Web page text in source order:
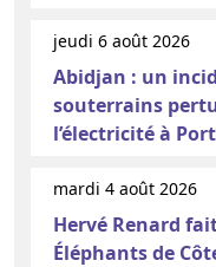
jeudi 6 août 2026
Abidjan : un
souterrains
l’électricité à
mardi 4 août 2026
Hervé Renard
Éléphants de